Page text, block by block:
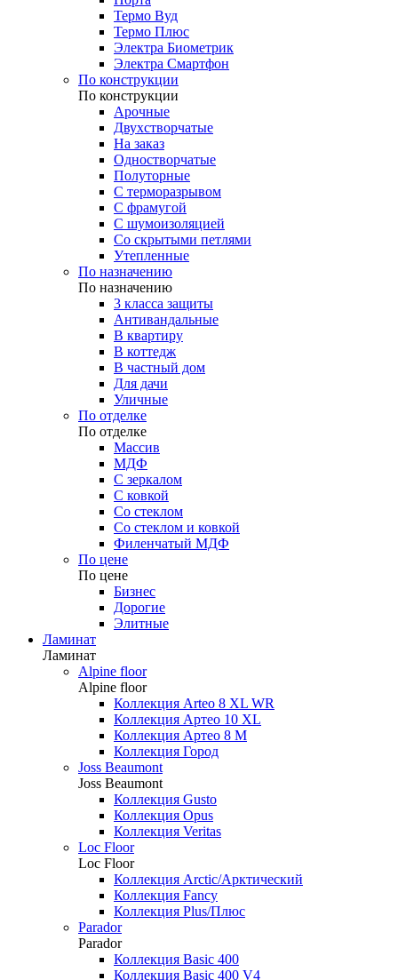
Термо Вуд
Термо Плюс
Электра Биометрик
Электра Смартфон
По конструкции
По конструкции
Арочные
Двухстворчатые
На заказ
Одностворчатые
Полуторные
С терморазрывом
С фрамугой
С шумоизоляцией
Со скрытыми петлями
Утепленные
По назначению
По назначению
3 класса защиты
Антивандальные
В квартиру
В коттедж
В частный дом
Для дачи
Уличные
По отделке
По отделке
Массив
МДФ
С зеркалом
С ковкой
Со стеклом
Со стеклом и ковкой
Филенчатый МДФ
По цене
По цене
Бизнес
Дорогие
Элитные
Ламинат
Ламинат
Alpine floor
Alpine floor
Коллекция Arteo 8 XL WR
Коллекция Артео 10 XL
Коллекция Артео 8 М
Коллекция Город
Joss Beaumont
Joss Beaumont
Коллекция Gusto
Коллекция Opus
Коллекция Veritas
Loc Floor
Loc Floor
Коллекция Arctic/Арктический
Коллекция Fancy
Коллекция Plus/Плюс
Parador
Parador
Коллекция Basic 400
Коллекция Basic 400 V4